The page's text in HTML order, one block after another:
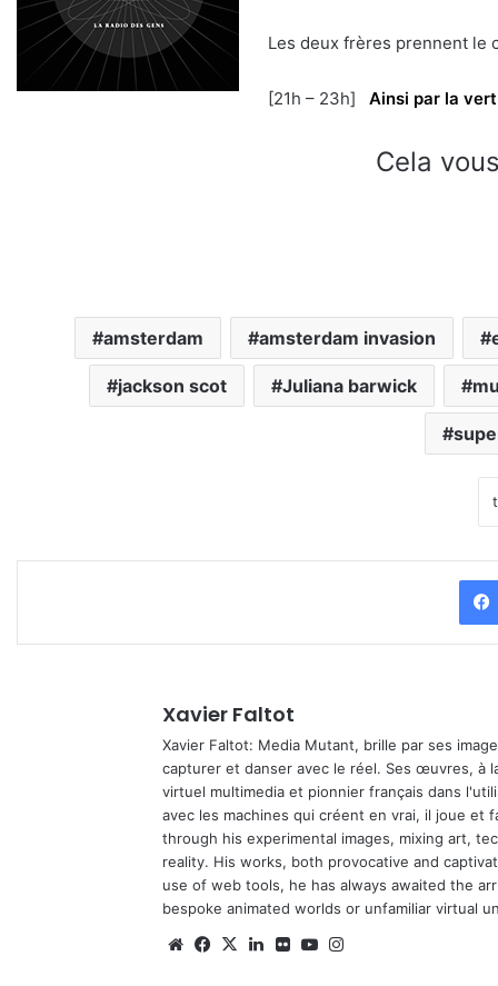
Les deux frères prennent
[21h – 23h]Ainsi par la
Cela
amsterdam amsterdam invasion
jackson scot Juliana barwick
Xavier Faltot
Xavier Faltot: Media Mutant, brille par ses
capturer et danser avec le réel. Ses œuvres, à
virtuel multimedia et pionnier français dans
avec les machines qui créent en vrai, il joue et
through his experimental images, mixing art,
reality. His works, both provocative and
use of web tools, he has always awaited the
bespoke animated worlds or unfamiliar virtual
We Fa
X
Lin Fli Yo